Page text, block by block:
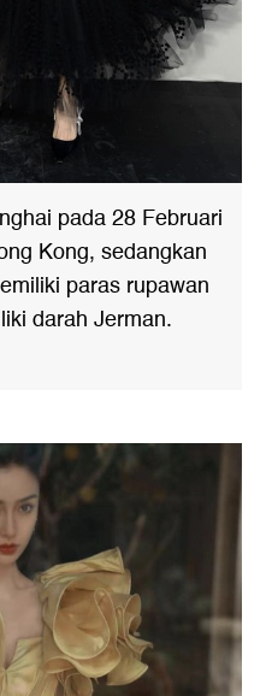
pada 28 Februari
Kong, sedangkan
paras rupawan
darah Jerman.